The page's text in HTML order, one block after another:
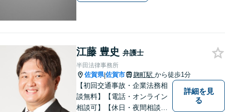
江藤 豊史 弁護士
半田法律事務所
佐賀県|佐賀市 麹町駅 から徒歩1分
【初回交通事故・企業法務相
談無料】【電話・オンライン
相談可】【休日・夜間相談
詳細を見
る